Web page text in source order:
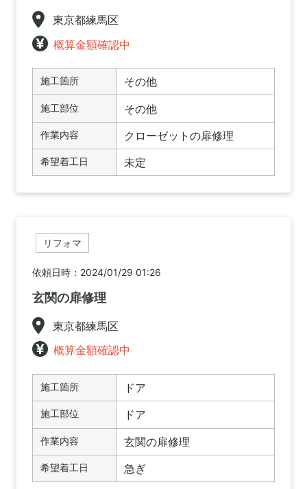
東京都練馬区
概算金額確認中
施工箇所 その他
施工部位 その他
作業内容 クローゼットの扉修理
希望着工日 未定
リフォマ
依頼日時：2024/01/29 01:26
玄関の扉修理
東京都練馬区
概算金額確認中
施工箇所 ドア
施工部位 ドア
作業内容 玄関の扉修理
希望着工日 急ぎ